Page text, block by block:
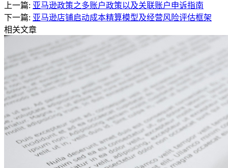
上一篇: 亚马逊政策之多账户政策以及关联账户申诉指南
下一篇: 亚马逊店铺启动成本精算模型及经营风险评估框架
相关文章